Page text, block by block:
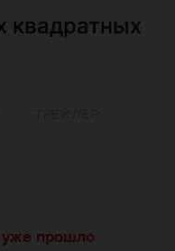
квадратных
уже прошло